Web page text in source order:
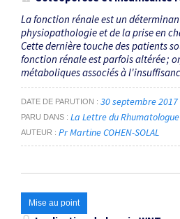
La fonction rénale est un
physiopathologie et de la prise en
Cette dernière touche des patients
fonction rénale est parfois altérée ;
métaboliques associés à
DATE DE PARUTION 30 septembre 2017
PARU DANS La Lettre du
AUTEUR Pr Martine COHEN-SOLAL
Mise au point